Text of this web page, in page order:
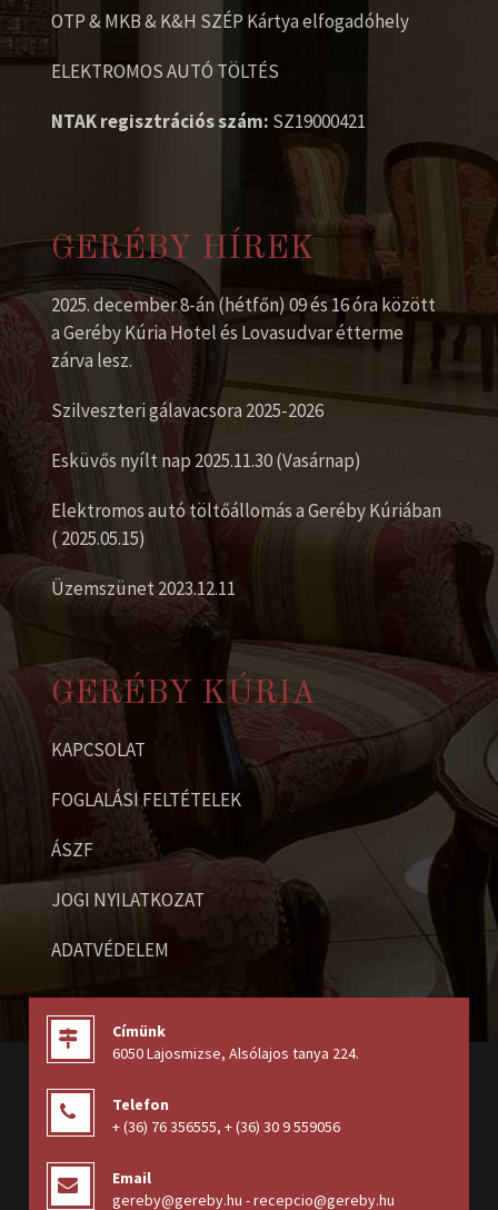
OTP & MKB & K&H SZÉP Kártya elfogadóhely
ELEKTROMOS AUTÓ TÖLTÉS
NTAK regisztrációs szám: SZ19000421
GERÉBY HÍREK
2025. december 8-án (hétfőn) 09 és 16 óra között
a Geréby Kúria Hotel és Lovasudvar étterme
zárva lesz.
Szilveszteri gálavacsora 2025-2026
Esküvős nyílt nap 2025.11.30 (Vasárnap)
Elektromos autó töltőállomás a Geréby Kúriában
( 2025.05.15)
Üzemszünet 2023.12.11
GERÉBY KÚRIA
KAPCSOLAT
FOGLALÁSI FELTÉTELEK
ÁSZF
JOGI NYILATKOZAT
ADATVÉDELEM
Címünk
6050 Lajosmizse, Alsólajos tanya 224.
Telefon
+ (36) 76 356555, + (36) 30 9 559056
Email
gereby@gereby.hu - recepcio@gereby.hu